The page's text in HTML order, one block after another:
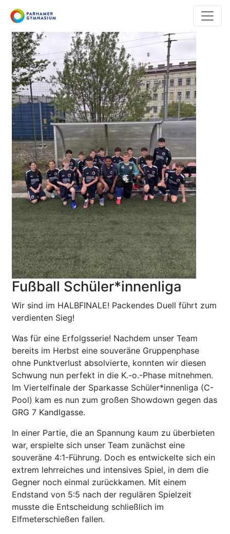
Direkt
zum
Inhalt
Fußball Schüler*innenliga
Wir sind im HALBFINALE! Packendes Duell führt zum
verdienten Sieg!
Was für eine Erfolgsserie! Nachdem unser Team
bereits im Herbst eine souveräne Gruppenphase
ohne Punktverlust absolvierte, konnten wir diesen
Schwung nun perfekt in die K.-o.-Phase mitnehmen.
Im Viertelfinale der Sparkasse Schüler*innenliga (C-
Pool) kam es nun zum großen Showdown gegen das
GRG 7 Kandlgasse.
In einer Partie, die an Spannung kaum zu überbieten
war, erspielte sich unser Team zunächst eine
souveräne 4:1-Führung. Doch es entwickelte sich ein
extrem lehrreiches und intensives Spiel, in dem die
Gegner noch einmal zurückkamen. Mit einem
Endstand von 5:5 nach der regulären Spielzeit
musste die Entscheidung schließlich im
Elfmeterschießen fallen.